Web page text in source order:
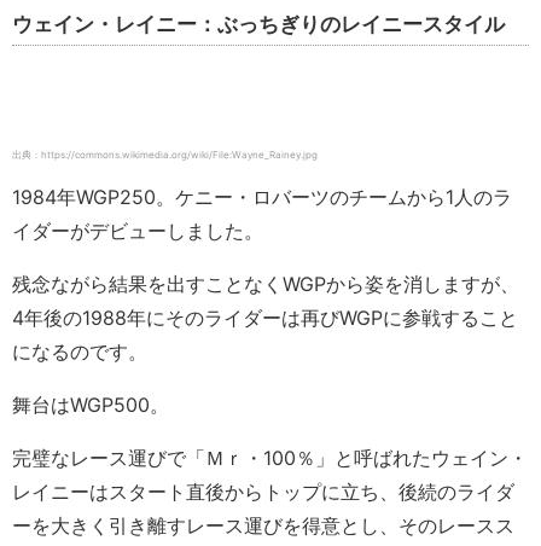
ウェイン・レイニー：ぶっちぎりのレイニースタイル
出典：https://commons.wikimedia.org/wiki/File:Wayne_Rainey.jpg
1984年WGP250。ケニー・ロバーツのチームから1人のラ
イダーがデビューしました。
残念ながら結果を出すことなくWGPから姿を消しますが、
4年後の1988年にそのライダーは再びWGPに参戦すること
になるのです。
舞台はWGP500。
完璧なレース運びで「Ｍｒ・100％」と呼ばれたウェイン・
レイニーはスタート直後からトップに立ち、後続のライダ
ーを大きく引き離すレース運びを得意とし、そのレースス